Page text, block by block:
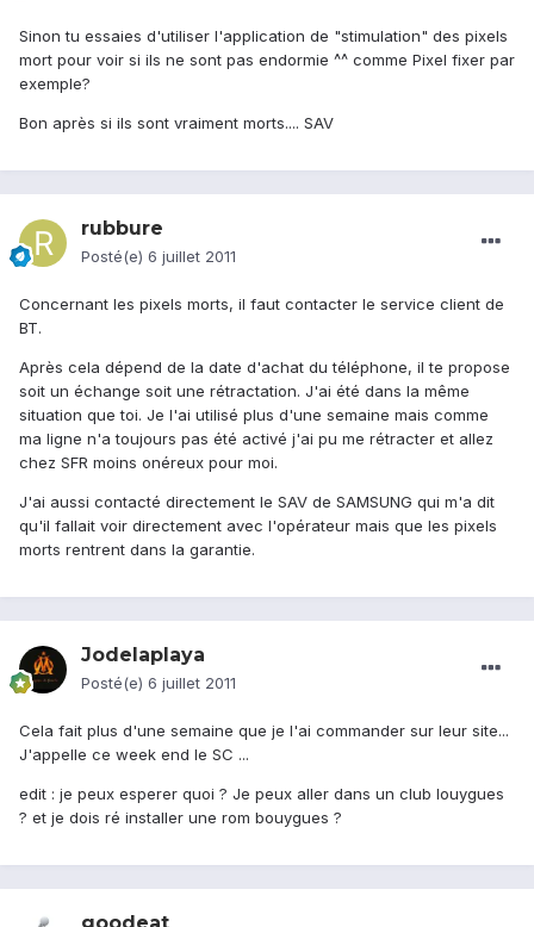
Sinon tu essaies d'utiliser l'application de "stimulation" des pixels
mort pour voir si ils ne sont pas endormie ^^ comme Pixel fixer par
exemple?
Bon après si ils sont vraiment morts.... SAV
rubbure
Posté(e) 6 juillet 2011
Concernant les pixels morts, il faut contacter le service client de
BT.
Après cela dépend de la date d'achat du téléphone, il te propose
soit un échange soit une rétractation. J'ai été dans la même
situation que toi. Je l'ai utilisé plus d'une semaine mais comme
ma ligne n'a toujours pas été activé j'ai pu me rétracter et allez
chez SFR moins onéreux pour moi.
J'ai aussi contacté directement le SAV de SAMSUNG qui m'a dit
qu'il fallait voir directement avec l'opérateur mais que les pixels
morts rentrent dans la garantie.
Jodelaplaya
Posté(e) 6 juillet 2011
Cela fait plus d'une semaine que je l'ai commander sur leur site...
J'appelle ce week end le SC ...
edit : je peux esperer quoi ? Je peux aller dans un club louygues
? et je dois ré installer une rom bouygues ?